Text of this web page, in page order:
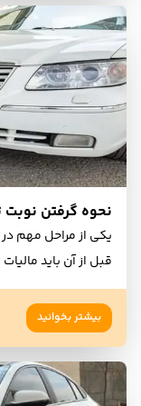
نحوه گرفتن نوبت
یکی از مراحل مهم
قبل از آن باید
بیشتر بخوانید